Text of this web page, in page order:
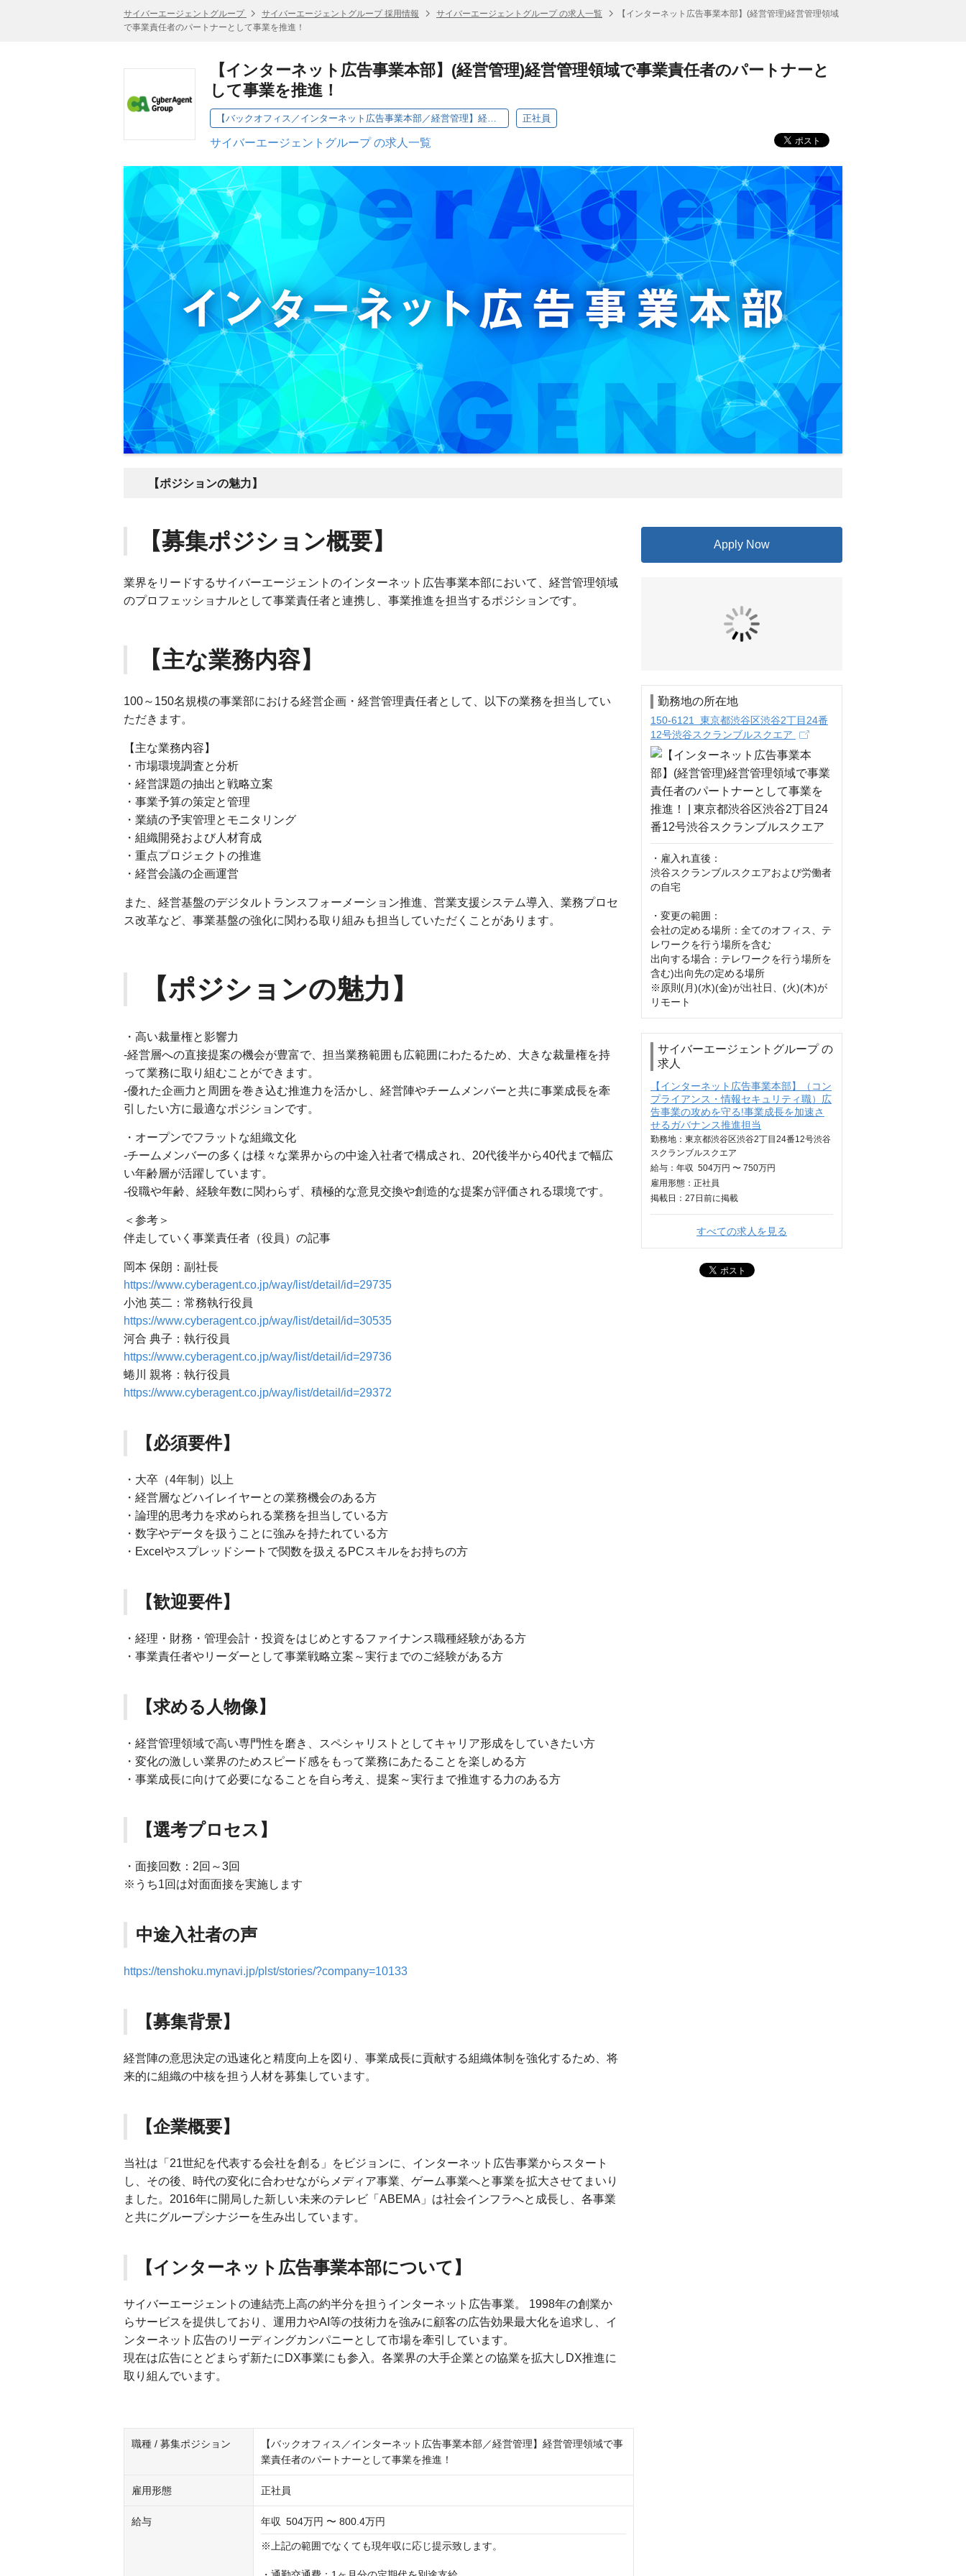
サイバーエージェントグループ サイバーエージェントグループ 採用情報 サイバーエージェントグループ の求人一覧
【インターネット広告事業本部】(経営管理)経営管理領域
で事業責任者のパートナーとして事業を推進！
【インターネット広告事業本部】(経営管理)経営管理領域で事業責任者のパートナーと
して事業を推進！
【バックオフィス／インターネット広告事業本部／経営管理】経営管理領域で事業責任者のパートナーとして事業を推進！ 正社員
サイバーエージェントグループ の求人一覧
【ポジションの魅力】
【募集ポジション概要】
業界をリードするサイバーエージェントのインターネット広告事業本部において、経営管理領域
のプロフェッショナルとして事業責任者と連携し、事業推進を担当するポジションです。
【主な業務内容】
100～150名規模の事業部における経営企画・経営管理責任者として、以下の業務を担当してい
ただきます。
【主な業務内容】
・市場環境調査と分析
・経営課題の抽出と戦略立案
・事業予算の策定と管理
・業績の予実管理とモニタリング
・組織開発および人材育成
・重点プロジェクトの推進
・経営会議の企画運営
また、経営基盤のデジタルトランスフォーメーション推進、営業支援システム導入、業務プロセ
ス改革など、事業基盤の強化に関わる取り組みも担当していただくことがあります。
【ポジションの魅力】
・高い裁量権と影響力
-経営層への直接提案の機会が豊富で、担当業務範囲も広範囲にわたるため、大きな裁量権を持
って業務に取り組むことができます。
-優れた企画力と周囲を巻き込む推進力を活かし、経営陣やチームメンバーと共に事業成長を牽
引したい方に最適なポジションです。
・オープンでフラットな組織文化
-チームメンバーの多くは様々な業界からの中途入社者で構成され、20代後半から40代まで幅広
い年齢層が活躍しています。
-役職や年齢、経験年数に関わらず、積極的な意見交換や創造的な提案が評価される環境です。
＜参考＞
伴走していく事業責任者（役員）の記事
岡本 保朗：副社長
https://www.cyberagent.co.jp/way/list/detail/id=29735
小池 英二：常務執行役員
https://www.cyberagent.co.jp/way/list/detail/id=30535
河合 典子：執行役員
https://www.cyberagent.co.jp/way/list/detail/id=29736
蜷川 親将：執行役員
https://www.cyberagent.co.jp/way/list/detail/id=29372
【必須要件】
・大卒（4年制）以上
・経営層などハイレイヤーとの業務機会のある方
・論理的思考力を求められる業務を担当している方
・数字やデータを扱うことに強みを持たれている方
・Excelやスプレッドシートで関数を扱えるPCスキルをお持ちの方
【歓迎要件】
・経理・財務・管理会計・投資をはじめとするファイナンス職種経験がある方
・事業責任者やリーダーとして事業戦略立案～実行までのご経験がある方
【求める人物像】
・経営管理領域で高い専門性を磨き、スペシャリストとしてキャリア形成をしていきたい方
・変化の激しい業界のためスピード感をもって業務にあたることを楽しめる方
・事業成長に向けて必要になることを自ら考え、提案～実行まで推進する力のある方
【選考プロセス】
・面接回数：2回～3回
※うち1回は対面面接を実施します
中途入社者の声
https://tenshoku.mynavi.jp/plst/stories/?company=10133
【募集背景】
経営陣の意思決定の迅速化と精度向上を図り、事業成長に貢献する組織体制を強化するため、将
来的に組織の中核を担う人材を募集しています。
【企業概要】
当社は「21世紀を代表する会社を創る」をビジョンに、インターネット広告事業からスタート
し、その後、時代の変化に合わせながらメディア事業、ゲーム事業へと事業を拡大させてまいり
ました。2016年に開局した新しい未来のテレビ「ABEMA」は社会インフラへと成長し、各事業
と共にグループシナジーを生み出しています。
【インターネット広告事業本部について】
サイバーエージェントの連結売上高の約半分を担うインターネット広告事業。 1998年の創業か
らサービスを提供しており、運用力やAI等の技術力を強みに顧客の広告効果最大化を追求し、イ
ンターネット広告のリーディングカンパニーとして市場を牽引しています。
現在は広告にとどまらず新たにDX事業にも参入。各業界の大手企業との協業を拡大しDX推進に
取り組んでいます。
職種 / 募集ポジション
【バックオフィス／インターネット広告事業本部／経営管理】経営管理領域で事
業責任者のパートナーとして事業を推進！
雇用形態 正社員
給与 年収 504万円 〜 800.4万円
※上記の範囲でなくても現年収に応じ提示致します。
Apply Now
勤務地の所在地
150-6121 東京都渋谷区渋谷2丁目24番
12号渋谷スクランブルスクエア
・雇入れ直後：
渋谷スクランブルスクエアおよび労働者
の自宅
・変更の範囲：
会社の定める場所：全てのオフィス、テ
レワークを行う場所を含む
出向する場合：テレワークを行う場所を
含む)出向先の定める場所
※原則(月)(水)(金)が出社日、(火)(木)が
リモート
サイバーエージェントグループ の
求人
【インターネット広告事業本部】（コン
プライアンス・情報セキュリティ職）広
告事業の攻めを守る!事業成長を加速さ
せるガバナンス推進担当
勤務地：東京都渋谷区渋谷2丁目24番12号渋谷
スクランブルスクエア
給与： 年収 504万円 〜 750万円
雇用形態：正社員
掲載日： 27日 前に掲載
すべての求人を見る